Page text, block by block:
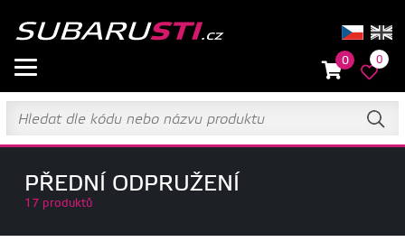
0 0
PŘEDNÍ ODPRUŽENÍ
17 produktů